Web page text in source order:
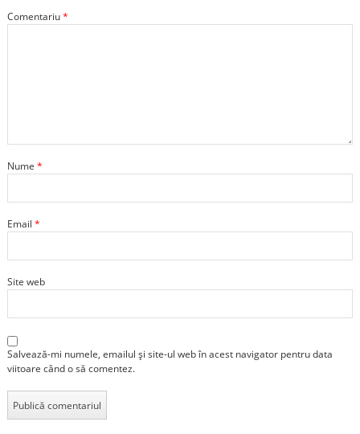
Comentariu*
Nume *
Email *
Site web
Salvează-mi numele, emailul și site-ul web în acest navigator pentru data
viitoare când o să comentez.